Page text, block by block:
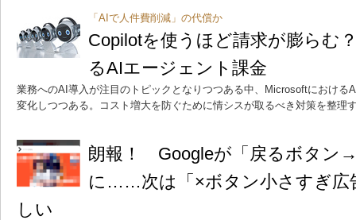
「AIで人件費削減」の代償か
Copilotを使うほど請求が膨らむ
るAIエージェント課金
業務へのAI導入が注目のトピックとなりつつある中、Microsoftにおける
変化しつつある。コスト増大を防ぐために情シスが取るべき対策を整理
朗報！ Googleが「戻るボタン
に……次は「×ボタン小さすぎ広
しい